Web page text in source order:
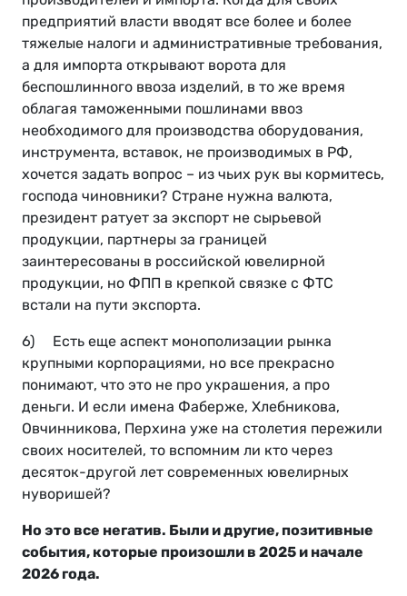
предприятий власти вводят все более и более
тяжелые налоги и административные требования,
а для импорта открывают ворота для
беспошлинного ввоза изделий, в то же время
облагая таможенными пошлинами ввоз
необходимого для производства оборудования,
инструмента, вставок, не производимых в РФ,
хочется задать вопрос – из чьих рук вы кормитесь,
господа чиновники? Стране нужна валюта,
президент ратует за экспорт не сырьевой
продукции, партнеры за границей
заинтересованы в российской ювелирной
продукции, но ФПП в крепкой связке с ФТС
встали на пути экспорта.
6) Есть еще аспект монополизации рынка
крупными корпорациями, но все прекрасно
понимают, что это не про украшения, а про
деньги. И если имена Фаберже, Хлебникова,
Овчинникова, Перхина уже на столетия пережили
своих носителей, то вспомним ли кто через
десяток-другой лет современных ювелирных
нуворишей?
Но это все негатив. Были и другие, позитивные
события, которые произошли в 2025 и начале
2026 года.